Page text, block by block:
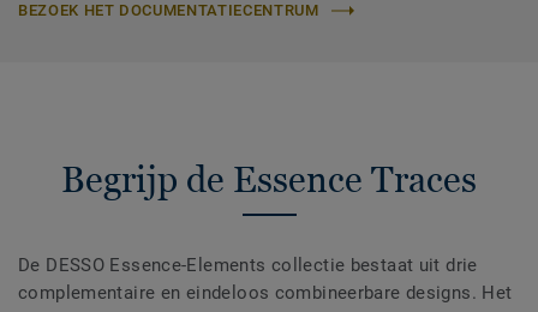
BEZOEK HET DOCUMENTATIECENTRUM
Begrijp de Essence Traces
De DESSO Essence-Elements collectie bestaat uit drie
complementaire en eindeloos combineerbare designs. Het